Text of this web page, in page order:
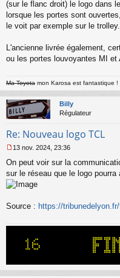
s
g
n
o
u
(sur le flanc droit) le logo dans
lorsque les portes sont
le voit par exemple sur le trolley.
L'ancienne livrée également,
ou les portes louvoyantes MI et
Ma Toyota mon Karosa est fantastique !
Billy
Régulateur
Re: Nouveau logo TCL
e
s
s
a
e
o
13 nov. 2024, 23:36
On peut voir sur la
sur le réseau que le logo pourra
Source : https://